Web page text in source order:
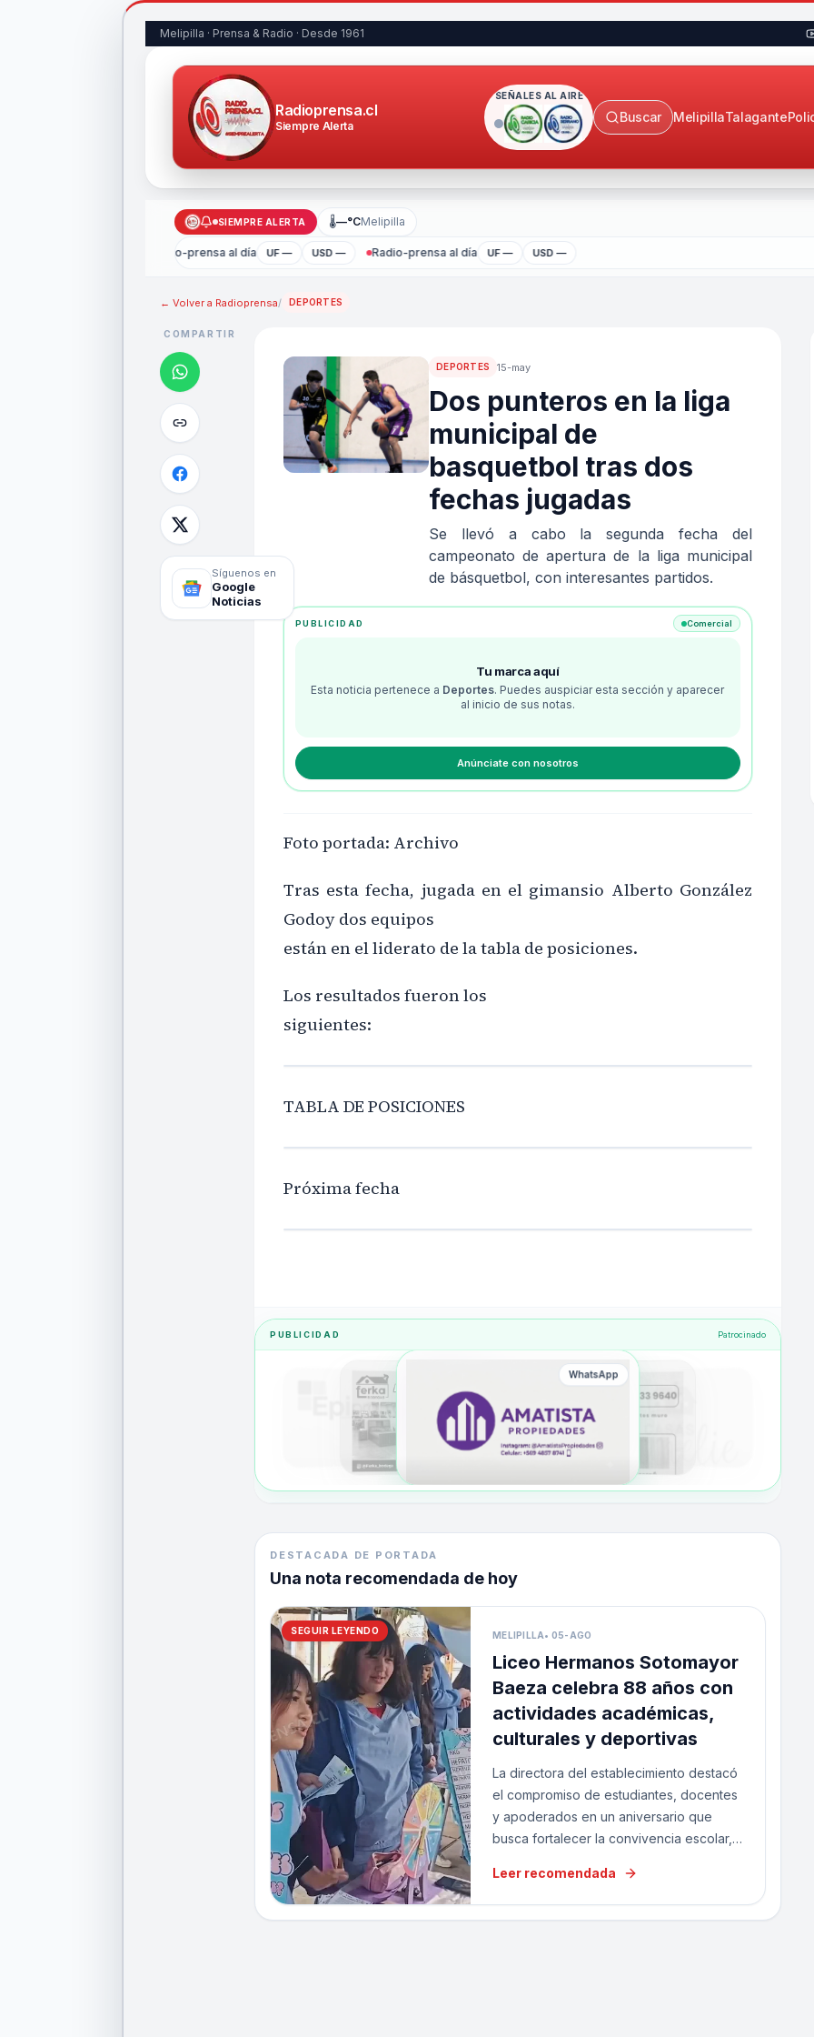
Melipilla · Prensa & Radio · Desde 1961
Radioprensa.cl
Siempre Alerta
SEÑALES AL AIRE
Buscar MelipillaTalagante
SIEMPRE ALERTA 🌡—°CMelipilla
Radio-prensa al día UF — USD — Radio-prensa al día UF — USD —
← Volver a Radioprensa/ DEPORTES
COMPARTIR
Síguenos en
Google
Noticias
DEPORTES 15-may
Dos punteros en la liga
municipal de
basquetbol tras dos
fechas jugadas
Se llevó a cabo la segunda fecha del
campeonato de apertura de la liga municipal
de básquetbol, con interesantes partidos.
PUBLICIDAD Comercial
Tu marca aquí
Esta noticia pertenece a Deportes. Puedes auspiciar esta sección y aparecer
al inicio de sus notas.
Anúnciate con nosotros
Foto portada: Archivo
Tras esta fecha, jugada en el gimansio Alberto González
Godoy dos equipos
están en el liderato de la tabla de posiciones.
Los resultados fueron los
siguientes:
TABLA DE POSICIONES
Próxima fecha
PUBLICIDAD Patrocinado
WhatsApp
DESTACADA DE PORTADA
Una nota recomendada de hoy
SEGUIR LEYENDO MELIPILLA• 05-AGO
Liceo Hermanos Sotomayor
Baeza celebra 88 años con
actividades académicas,
culturales y deportivas
La directora del establecimiento destacó
el compromiso de estudiantes, docentes
y apoderados en un aniversario que
busca fortalecer la convivencia escolar,
pertenencia de la comunidad educativa.
Leer recomendada